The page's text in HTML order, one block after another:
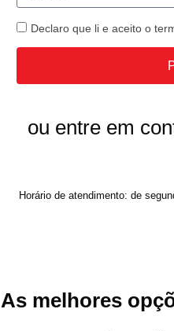
Declaro que li e aceito o
ou entre em
Horário de atendimento: de
As melhores